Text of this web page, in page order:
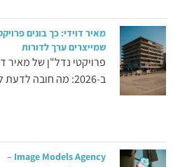
מאיר דוידי: כך בונים
שמייצרים ערך לדורות
פרויקטי נדל"ן של מאיר
ב-2026: מה חובה לדעת לפני
Image Models Agency –